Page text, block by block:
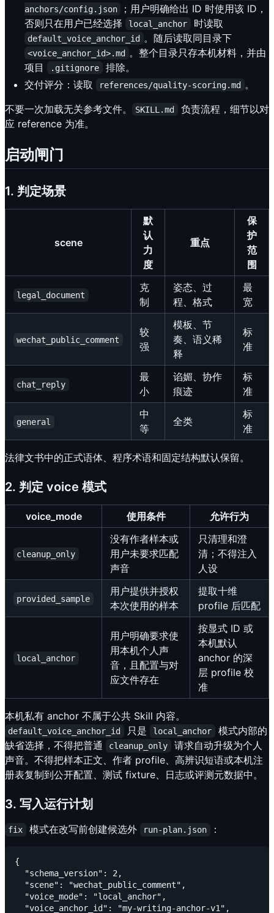
anchors/config.json
；用户明确给出 ID 时使用该 ID，
否则只在用户已经选择
local_anchor 时读取
default_voice_anchor_id 。随后读取同目录下
<voice_anchor_id>.md
。整个目录只存本机材料，并由
项目
.gitignore
排除。
交付评分：读取
references/quality-scoring.md
。
不要一次加载无关参考文件。
SKILL.md
负责流程，细节以对
应 reference 为准。
启动闸门
1. 判定场景
scene
默
认
力
度
重点
保
护
范
围
legal_document
克
制
姿态、过
程、格式
最
宽
wechat_public_comment
较
强
模板、节
奏、语义稀
释
标
准
chat_reply
最
小
谄媚、协作
痕迹
标
准
general
中
等
全类
标
准
法律文书中的正式语体、程序术语和固定结构默认保留。
2. 判定 voice 模式
voice_mode 使用条件 允许行为
cleanup_only
没有作者样本或
用户未要求匹配
声音
只清理和澄
清；不得注入
人设
provided_sample
用户提供并授权
本次使用的样本
提取十维
profile 后匹配
local_anchor
用户明确要求使
用本机个人声
音，且配置与对
应文件存在
按显式 ID 或
本机默认
anchor 的深
层 profile 校
准
本机私有 anchor 不属于公共 Skill 内容。
default_voice_anchor_id 只是 local_anchor
模式内部的
缺省选择，不得把普通
cleanup_only
请求自动升级为个人
声音。不得把样本正文、作者 profile、高辨识短语或本机注
册表复制到公开配置、测试 fixture、日志或评测元数据中。
3. 写入运行计划
fix 模式在改写前创建候选外 run-plan.json ：
{
  "schema_version": 2,
  "scene": "wechat_public_comment",
  "voice_mode": "local_anchor",
  "voice_anchor_id": "my-writing-anchor-v1",